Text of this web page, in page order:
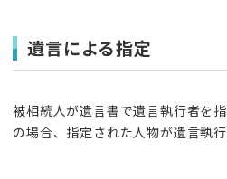
遺言による指定
被相続人が遺言書で遺言執行者を
の場合、指定された人物が遺言執行